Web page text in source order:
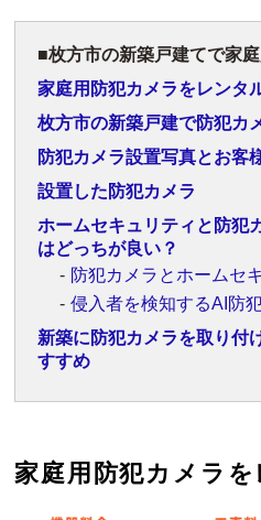
枚方市の新築戸建てで家
家庭用防犯カメラをレンタ
枚方市の新築戸建で防犯
防犯カメラ設置写真とお客
設置した防犯カメラ
ホームセキュリティと防犯
はどっちが良い？
防犯カメラとホームセ
侵入者を検知するAI防
新築に防犯カメラを取り付
すすめ
家庭用防犯カメラ